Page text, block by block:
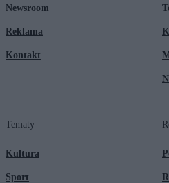
Newsroom
Reklama
Kontakt
Tematy
Kultura
Sport